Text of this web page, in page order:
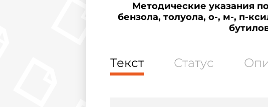
Методические указания
бензола, толуола, о-, м-, п-
Текст Статус